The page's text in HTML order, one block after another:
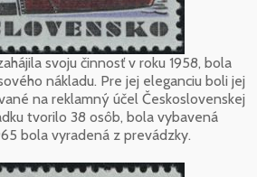
svoju činnosť v roku 1958, bola
nákladu. Pre jej eleganciu boli jej
na reklamný účel Československej
tvorilo 38 osôb, bola vybavená
bola vyradená z prevádzky.